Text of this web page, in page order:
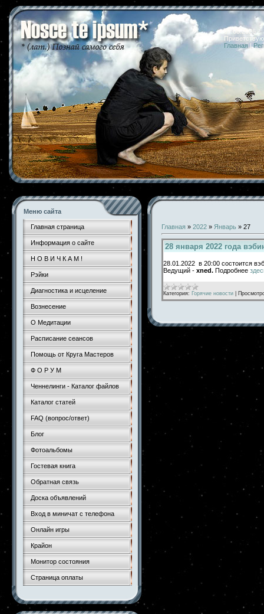
07.08.2026
Главная |
Меню сайта
Главная страница
Информация о сайте
Н О В И Ч К А М !
Рэйки
Диагностика и исцеление
Вознесение
О Медитации
Расписание сеансов
Помощь от Круга Мастеров
Ф О Р У М
Ченнелинги - Каталог файлов
Каталог статей
FAQ (вопрос/ответ)
Блог
Фотоальбомы
Гостевая книга
Обратная связь
Доска объявлений
Вход в миничат с телефона
Онлайн игры
Крайон
Монитор состояния
Страница оплаты
Главная » 2022 » Январь » 27
28 января 2022 года
28.01.2022 в 20:00 состоится
Ведущий - xned. Подробнее
Категория: Горячие новости